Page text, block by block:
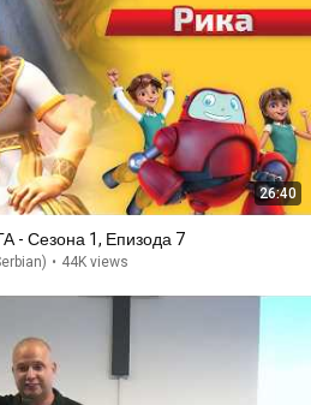
26:40
- Сезона 1, Епизода 7
• 44K views